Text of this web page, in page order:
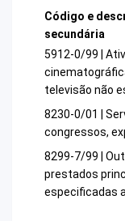
Código e
secundária
5912-0/99 |
televisão não
8230-0/01 |
congressos,
8299-7/99 |
prestados
especificadas